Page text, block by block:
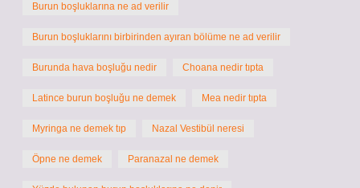
Burun boşluklarına ne ad verilir
Burun boşluklarını birbirinden ayıran bölüme ne ad verilir
Burunda hava boşluğu nedir Choana nedir tıpta
Latince burun boşluğu ne demek Mea nedir tıpta
Myringa ne demek tıp Nazal Vestibül neresi
Öpne ne demek Paranazal ne demek